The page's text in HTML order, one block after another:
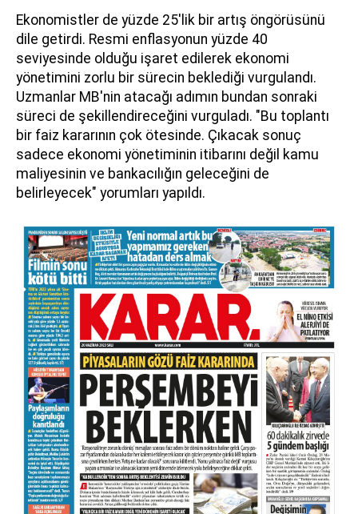
Ekonomistler de yüzde 25'lik bir artış öngörüsünü
dile getirdi. Resmi enflasyonun yüzde 40
seviyesinde olduğu işaret edilerek ekonomi
yönetimini zorlu bir sürecin beklediği vurgulandı.
Uzmanlar MB'nin atacağı adımın bundan sonraki
süreci de şekillendireceğini vurguladı. "Bu toplantı
bir faiz kararının çok ötesinde. Çıkacak sonuç
sadece ekonomi yönetiminin itibarını değil kamu
maliyesinin ve bankacılığın geleceğini de
belirleyecek" yorumları yapıldı.